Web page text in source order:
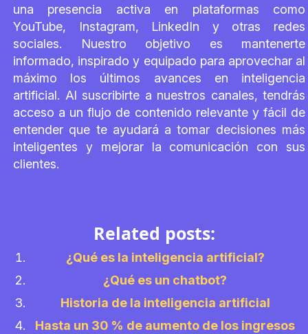
una presencia activa en plataformas como
YouTube, Instagram, LinkedIn y otras redes
sociales. Nuestro objetivo es mantenerte
informado, inspirado y equipado para aprovechar al
máximo los últimos avances en inteligencia
artificial. Al suscribirte a nuestros canales, tendrás
acceso a un flujo de contenido relevante y fácil de
entender que te ayudará a tomar decisiones más
inteligentes y mejorar la comunicación con sus
clientes.
Related posts:
¿Qué es la inteligencia artificial?
¿Qué es un chatbot?
Historia de la inteligencia artificial
Hasta un 30 % de aumento de los ingresos